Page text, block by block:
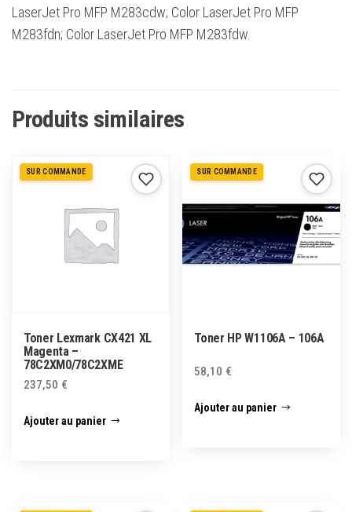
LaserJet Pro MFP M283cdw; Color LaserJet Pro MFP
M283fdn; Color LaserJet Pro MFP M283fdw.
Produits similaires
SUR COMMANDE
Toner Lexmark CX421 XL
Magenta –
78C2XM0/78C2XME
237,50 €
Ajouter au panier
SUR COMMANDE
Toner HP W1106A – 106A
58,10 €
Ajouter au panier